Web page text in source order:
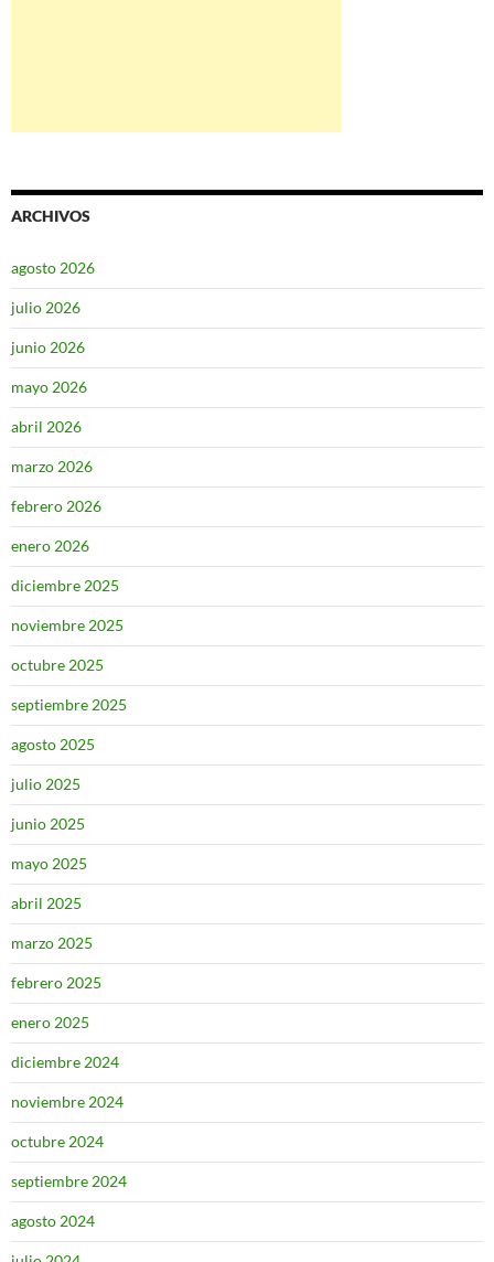
ARCHIVOS
agosto 2026
julio 2026
junio 2026
mayo 2026
abril 2026
marzo 2026
febrero 2026
enero 2026
diciembre 2025
noviembre 2025
octubre 2025
septiembre 2025
agosto 2025
julio 2025
junio 2025
mayo 2025
abril 2025
marzo 2025
febrero 2025
enero 2025
diciembre 2024
noviembre 2024
octubre 2024
septiembre 2024
agosto 2024